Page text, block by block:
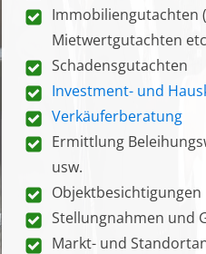
Immobiliengutachten
Mietwertgutachten
Schadensgutachten
Investment- und
Verkäuferberatung
Ermittlung
usw.
Objektbesichtigungen
Stellungnahmen und
Markt- und